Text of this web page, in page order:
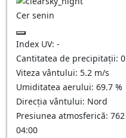
Cer senin
Index UV: -
Cantitatea de precipitații: 0
Viteza vântului: 5.2 m/s
Umiditatea aerului: 69.7 %
Direcția vântului: Nord
Presiunea atmosferică: 762
04:00